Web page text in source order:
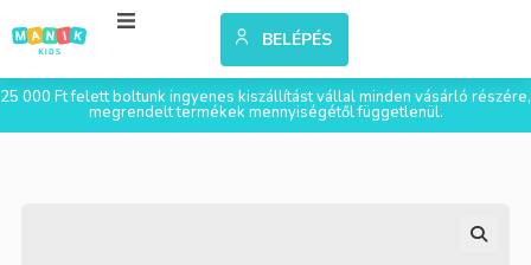
BELÉPÉS
25 000 Ft felett boltunk ingyenes kiszállítást vállal minden vásárló részére,
megrendelt termékek mennyiségétől függetlenül.